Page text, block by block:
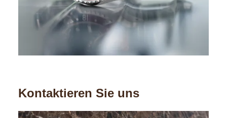
Kontaktieren Sie uns